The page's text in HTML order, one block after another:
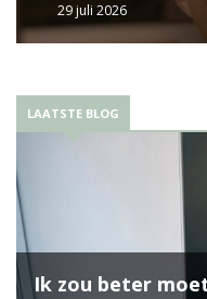
29 juli 2026
LAATSTE BLOG
Ik zou beter